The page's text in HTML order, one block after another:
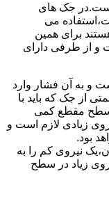
جک های
می
برای همین
و از طرفی دارای
و به آن فشار وارد
از جک که باید با
سطح مقطع کمی
زیادی لازم است و
بود.
نیروی کم را به
زیاد در سطح